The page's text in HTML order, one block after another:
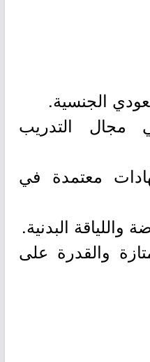
الجنسية.
التدريب
معتمدة في
البدنية.
والقدرة على